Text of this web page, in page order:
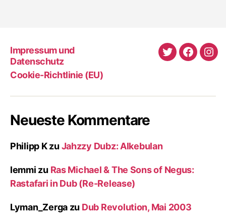
Impressum und
Datenschutz
Cookie-Richtlinie (EU)
Twitter
Neueste Kommentare
Philipp Kzu Jahzzy Dubz: Alkebulan
lemmi zu Ras Michael & The Sons of Negus:
Rastafari in Dub (Re-Release)
Lyman_Zerga zu Dub Revolution, Mai 2003